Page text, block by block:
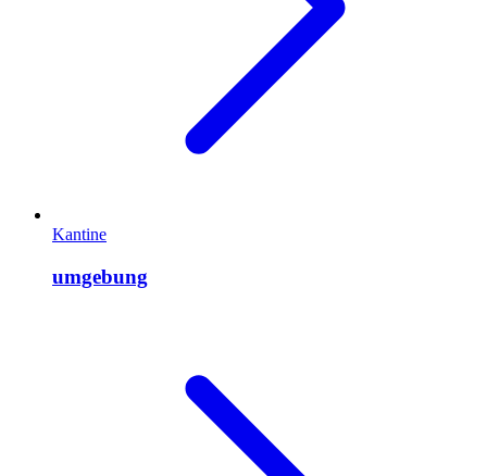
Kantine
umgebung